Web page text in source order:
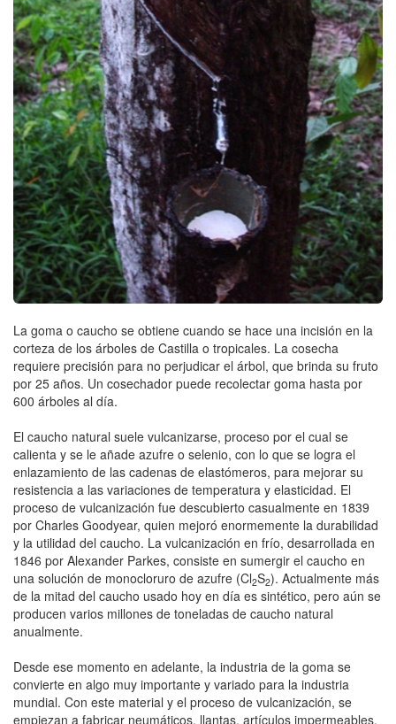
La goma o caucho se obtiene cuando se hace una incisión en la
corteza de los árboles de Castilla o tropicales. La cosecha
requiere precisión para no perjudicar el árbol, que brinda su fruto
por 25 años. Un cosechador puede recolectar goma hasta por
600 árboles al día.
El caucho natural suele vulcanizarse, proceso por el cual se
calienta y se le añade azufre o selenio, con lo que se logra el
enlazamiento de las cadenas de elastómeros, para mejorar su
resistencia a las variaciones de temperatura y elasticidad. El
proceso de vulcanización fue descubierto casualmente en 1839
por Charles Goodyear, quien mejoró enormemente la durabilidad
y la utilidad del caucho. La vulcanización en frío, desarrollada en
1846 por Alexander Parkes, consiste en sumergir el caucho en
una solución de monocloruro de azufre (Cl2S2). Actualmente más
de la mitad del caucho usado hoy en día es sintético, pero aún se
producen varios millones de toneladas de caucho natural
anualmente.
Desde ese momento en adelante, la industria de la goma se
convierte en algo muy importante y variado para la industria
mundial. Con este material y el proceso de vulcanización, se
empiezan a fabricar neumáticos, llantas, artículos impermeables,